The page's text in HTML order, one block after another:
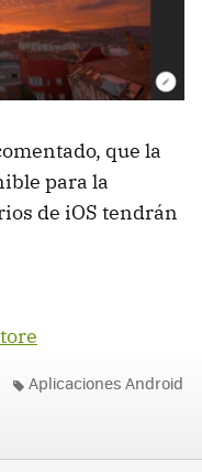
que la
para la
de iOS tendrán
Aplicaciones Android